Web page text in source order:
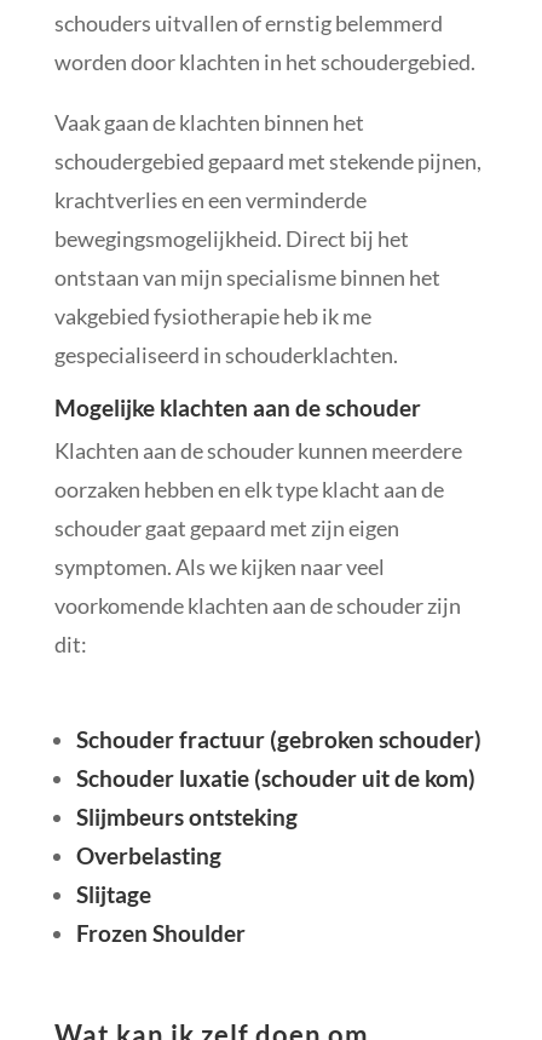
schouders uitvallen of ernstig belemmerd
worden door klachten in het schoudergebied.
Vaak gaan de klachten binnen het
schoudergebied gepaard met stekende pijnen,
krachtverlies en een verminderde
bewegingsmogelijkheid. Direct bij het
ontstaan van mijn specialisme binnen het
vakgebied fysiotherapie heb ik me
gespecialiseerd in schouderklachten.
Mogelijke klachten aan de schouder
Klachten aan de schouder kunnen meerdere
oorzaken hebben en elk type klacht aan de
schouder gaat gepaard met zijn eigen
symptomen. Als we kijken naar veel
voorkomende klachten aan de schouder zijn
dit:
Schouder fractuur (gebroken schouder)
Schouder luxatie (schouder uit de kom)
Slijmbeurs ontsteking
Overbelasting
Slijtage
Frozen Shoulder